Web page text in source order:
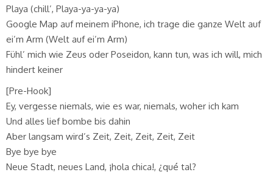
Playa (chill’, Playa-ya-ya-ya)
Google Map auf meinem iPhone, ich trage die ganze Welt auf
ei’m Arm (Welt auf ei’m Arm)
Fühl’ mich wie Zeus oder Poseidon, kann tun, was ich will, mich
hindert keiner
[Pre-Hook]
Ey, vergesse niemals, wie es war, niemals, woher ich kam
Und alles lief bombe bis dahin
Aber langsam wird’s Zeit, Zeit, Zeit, Zeit, Zeit
Bye bye bye
Neue Stadt, neues Land, ¡hola chica!, ¿qué tal?